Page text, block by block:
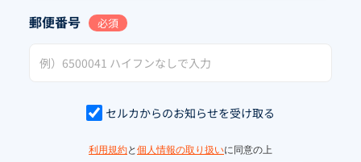
郵便番号 必須
セルカからのお知らせを受け取る
利用規約と 個人情報の取り扱いに同意の上